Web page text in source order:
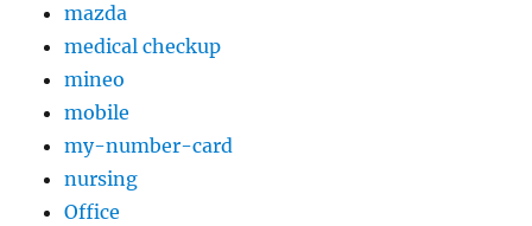
mazda
medical checkup
mineo
mobile
my-number-card
nursing
Office